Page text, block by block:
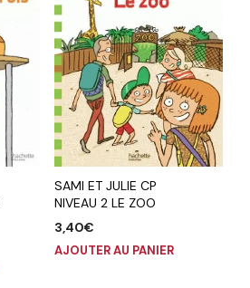
SAMI ET JULIE CP
NIVEAU 2 LE ZOO
3,40€
AJOUTER AU PANIER